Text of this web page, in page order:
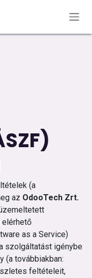
(a
az OdooTech Zrt.
elérhető
as a Service)
szolgáltatást igénybe
(a továbbiakban:
feltételeit,